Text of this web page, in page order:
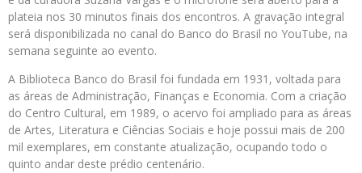
plateia nos 30 minutos finais dos encontros. A gravação integral
será disponibilizada no canal do Banco do Brasil no YouTube, na
semana seguinte ao evento.
A Biblioteca Banco do Brasil foi fundada em 1931, voltada para
as áreas de Administração, Finanças e Economia. Com a criação
do Centro Cultural, em 1989, o acervo foi ampliado para as áreas
de Artes, Literatura e Ciências Sociais e hoje possui mais de 200
mil exemplares, em constante atualização, ocupando todo o
quinto andar deste prédio centenário.